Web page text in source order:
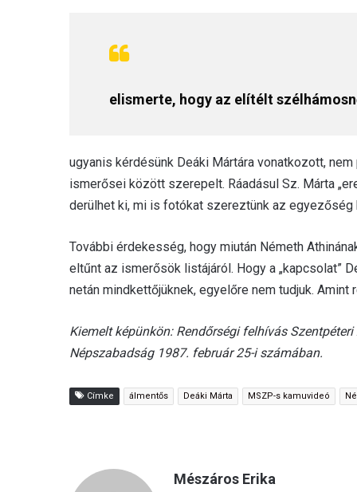
elismerte, hogy az elítélt
ugyanis kérdésünk Deáki Mártára vonatkozott,
ismerősei között szerepelt. Ráadásul Sz. Márta
derülhet ki, mi is fotókat szereztünk az egyezőség
További érdekesség, hogy miután Németh
eltűnt az ismerősök listájáról. Hogy a „kapcsolat”
netán mindkettőjüknek, egyelőre nem tudjuk.
Kiemelt képünkön: Rendőrségi felhívás
Népszabadság 1987. február 25-i számában.
Címke álmentős Deáki Márta MSZP-s kamuvideó
Mészáros Erika